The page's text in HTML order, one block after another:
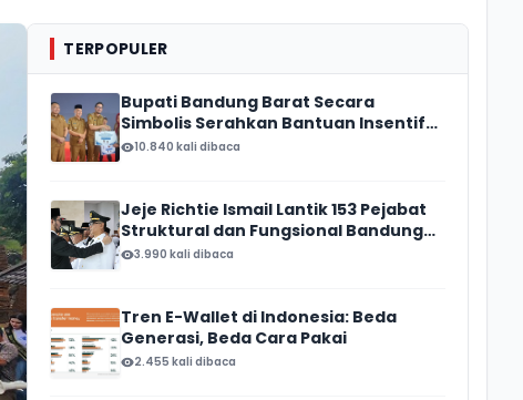
TERPOPULER
Bupati Bandung Barat Secara
Simbolis Serahkan Bantuan Insentif
Ketua RT/ RW, Total Anggaran
10.840 kali dibaca
Jeje Richtie Ismail Lantik 153 Pejabat
Struktural dan Fungsional Bandung
Barat
3.990 kali dibaca
Tren E-Wallet di Indonesia: Beda
Generasi, Beda Cara Pakai
2.455 kali dibaca